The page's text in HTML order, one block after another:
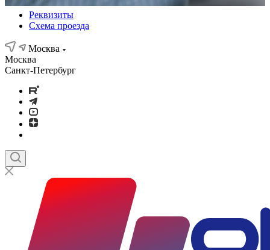
Реквизиты
Схема проезда
Москва
Москва
Санкт-Петербург